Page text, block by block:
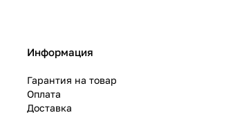
Информация
Гарантия на товар
Оплата
Доставка